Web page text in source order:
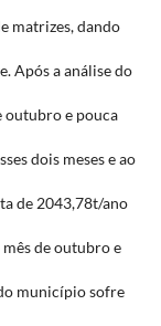
matrizes, dando
Após a análise do
outubro e pouca
dois meses e ao
de 2043,78t/ano
de outubro e
município sofre